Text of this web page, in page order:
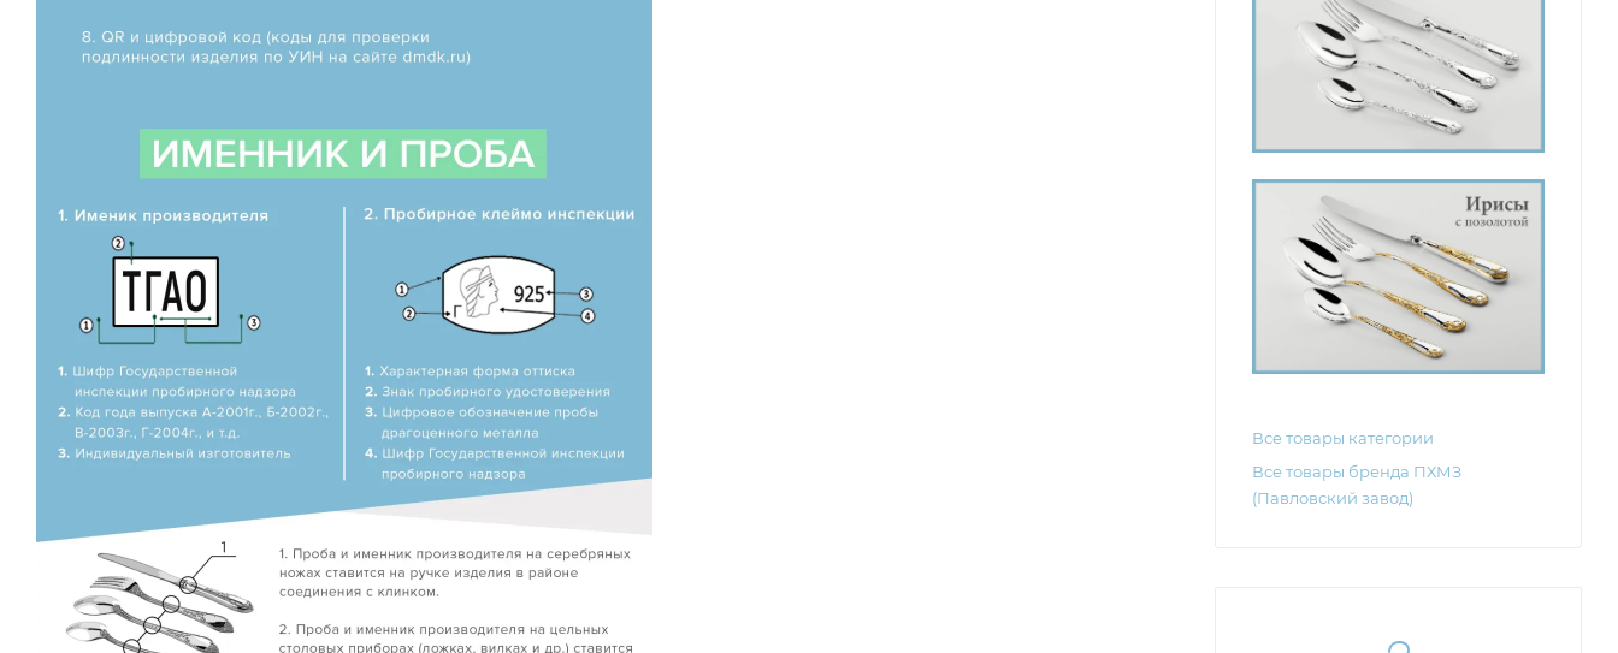
Все товары категории
Все товары бренда ПХМЗ
(Павловский завод)